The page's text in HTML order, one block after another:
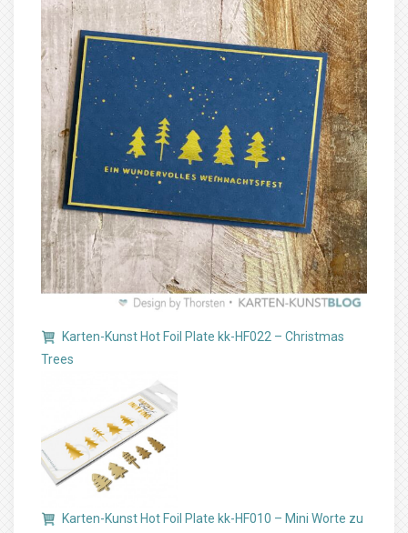
Karten-Kunst Hot Foil Plate kk-HF022 – Christmas
Trees
Karten-Kunst Hot Foil Plate kk-HF010 – Mini Worte zu